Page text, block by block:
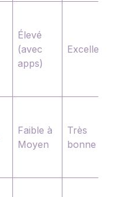
Élevé
(avec
apps)
Excellente
Faible à
Moyen
Très
bonne